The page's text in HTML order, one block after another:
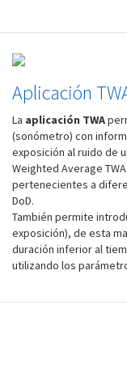
Aplicación
La aplicación TWA
(sonómetro) con
exposición al ruido de
Weighted Average
pertenecientes a
DoD.
También permite
exposición), de esta
duración inferior al
utilizando los